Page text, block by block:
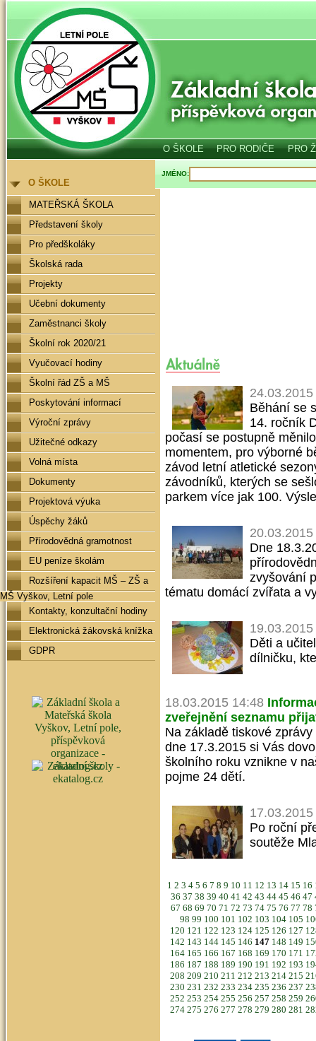
O ŠKOLE PRO RODIČE PRO
O ŠKOLE
MATEŘSKÁ ŠKOLA
Představení školy
Pro předškoláky
Školská rada
Projekty
Učební dokumenty
Zaměstnanci školy
Školní rok 2020/21
Vyučovací hodiny
Školní řád ZŠ a MŠ
Poskytování informací
Výroční zprávy
Užitečné odkazy
Volná místa
Dokumenty
Projektová výuka
Úspěchy žáků
Přírodovědná gramotnost
EU peníze školám
Rozšíření kapacit MŠ – ZŠ a
MŠ Vyškov, Letní pole
Kontakty, konzultační hodiny
Elektronická žákovská knížka
GDPR
JMÉNO:
24.03.2015
Běhání se
14. ročník
počasí se postupně
momentem, pro výborné
závod letní atletické
závodníků, kterých se
parkem více jak 100.
20.03.2015
Dne
zvyšování
tématu domácí zvířata a
Děti a
dílničku,
18.03.2015 14:48
zveřejnění seznamu
Na základě tiskové
dne 17.3.2015 si Vás
školního roku vznikne v
pojme 24 dětí.
Po roční
soutěže
1 2 3 4 5 6 7 8 9 10 11 12 13 14 15 16
36 37 38 39 40 41 42 43 44 45 46 47
67 68 69 70 71 72 73 74 75 76 77 78
98 99 100 101 102 103 104 105
120 121 122 123 124 125 126 127
142 143 144 145 146 147 148 149
164 165 166 167 168 169 170 171
186 187 188 189 190 191 192 193
208 209 210 211 212 213 214 215
230 231 232 233 234 235 236 237
252 253 254 255 256 257 258 259
274 275 276 277 278 279 280 281